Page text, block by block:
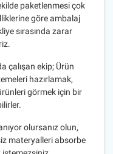
paketlenmesi çok
göre ambalaj
sırasında zarar
çalışan ekip; Ürün
hazırlamak,
görmek için bir
olursanız olun,
materyalleri absorbe